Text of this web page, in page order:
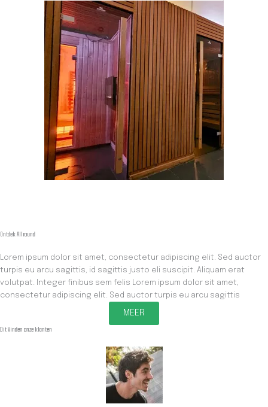
Ontdek Allround
Lorem ipsum dolor sit amet, consectetur adipiscing elit. Sed auctor
turpis eu arcu sagittis, id sagittis justo eli suscipit. Aliquam erat
volutpat. Integer finibus sem felis Lorem ipsum dolor sit amet,
consectetur adipiscing elit. Sed auctor turpis eu arcu sagittis
MEER
Dit Vinden onze klanten